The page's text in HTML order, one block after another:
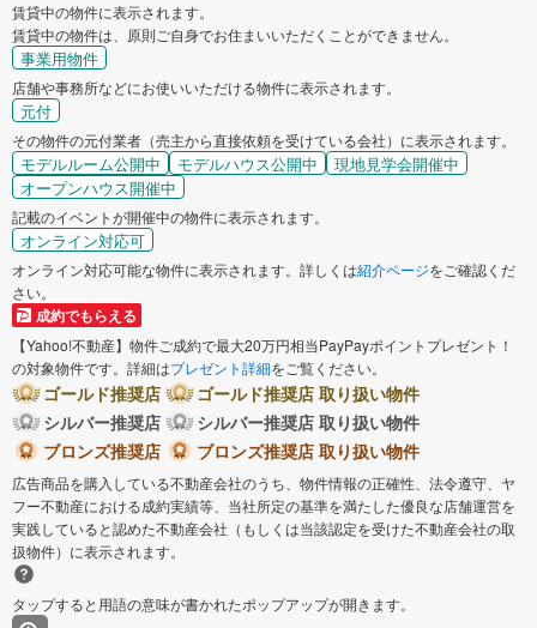
賃貸中の物件に表示されます。
賃貸中の物件は、原則ご自身でお住まいいただくことができません。
事業用物件
店舗や事務所などにお使いいただける物件に表示されます。
元付
その物件の元付業者（売主から直接依頼を受けている会社）に表示されます。
モデルルーム公開中 モデルハウス公開中
現地見学会開催中
オープンハウス開催中
記載のイベントが開催中の物件に表示されます。
オンライン対応可
オンライン対応可能な物件に表示されます。詳しくは紹介ページをご確認くだ
さい。
成約でもらえる
【Yahoo!不動産】物件ご成約で最大20万円相当PayPayポイントプレゼント！
の対象物件です。詳細はプレゼント詳細をご覧ください。
ゴールド推奨店
ゴールド推奨店 取り扱い物件
シルバー推奨店
シルバー推奨店 取り扱い物件
ブロンズ推奨店
ブロンズ推奨店 取り扱い物件
広告商品を購入している不動産会社のうち、物件情報の正確性、法令遵守、ヤ
フー不動産における成約実績等、当社所定の基準を満たした優良な店舗運営を
実践していると認めた不動産会社（もしくは当該認定を受けた不動産会社の取
扱物件）に表示されます。
タップすると用語の意味が書かれたポップアップが開きます。